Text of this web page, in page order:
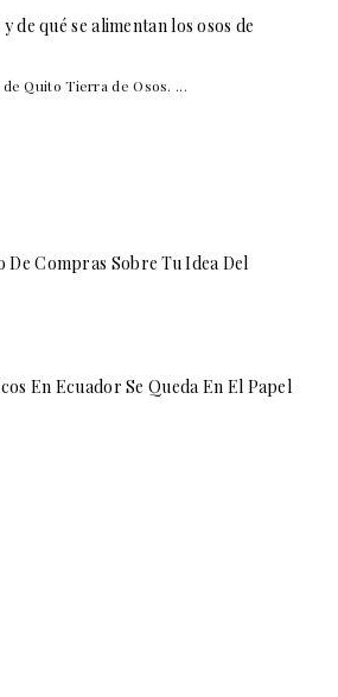
de qué se alimentan los osos de
Quito Tierra de Osos. ...
De Compras Sobre Tu Idea Del
En Ecuador Se Queda En El Papel